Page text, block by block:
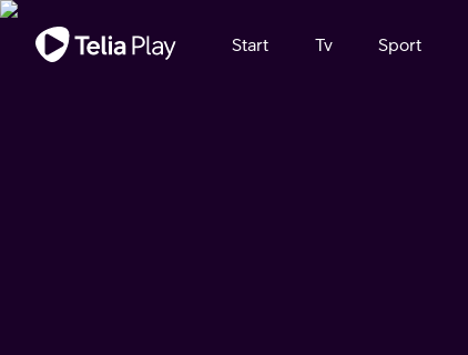
Viktigt meddelande
Start Tv Sport